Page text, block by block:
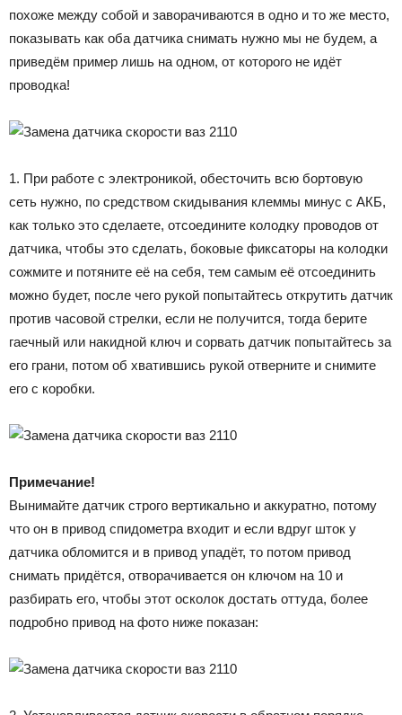
похоже между собой и заворачиваются в одно и то же место,
показывать как оба датчика снимать нужно мы не будем, а
приведём пример лишь на одном, от которого не идёт
проводка!
1. При работе с электроникой, обесточить всю бортовую
сеть нужно, по средством скидывания клеммы минус с АКБ,
как только это сделаете, отсоедините колодку проводов от
датчика, чтобы это сделать, боковые фиксаторы на колодки
сожмите и потяните её на себя, тем самым её отсоединить
можно будет, после чего рукой попытайтесь открутить датчик
против часовой стрелки, если не получится, тогда берите
гаечный или накидной ключ и сорвать датчик попытайтесь за
его грани, потом об хватившись рукой отверните и снимите
его с коробки.
Примечание!
Вынимайте датчик строго вертикально и аккуратно, потому
что он в привод спидометра входит и если вдруг шток у
датчика обломится и в привод упадёт, то потом привод
снимать придётся, отворачивается он ключом на 10 и
разбирать его, чтобы этот осколок достать оттуда, более
подробно привод на фото ниже показан: